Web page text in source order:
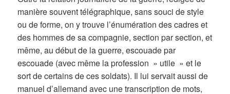
manière souvent télégraphique, sans souci de style
ou de forme, on y trouve l’énumération des cadres et
des hommes de sa compagnie, section par section, et
même, au début de la guerre, escouade par
escouade (avec même la profession » utile » et le
sort de certains de ces soldats). Il lui servait aussi de
manuel d’allemand avec une transcription de mots,